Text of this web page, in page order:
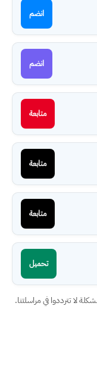
انضم
انضم
متابعة
متابعة
متابعة
تحميل
لا تترددوا في مراسلتنا.